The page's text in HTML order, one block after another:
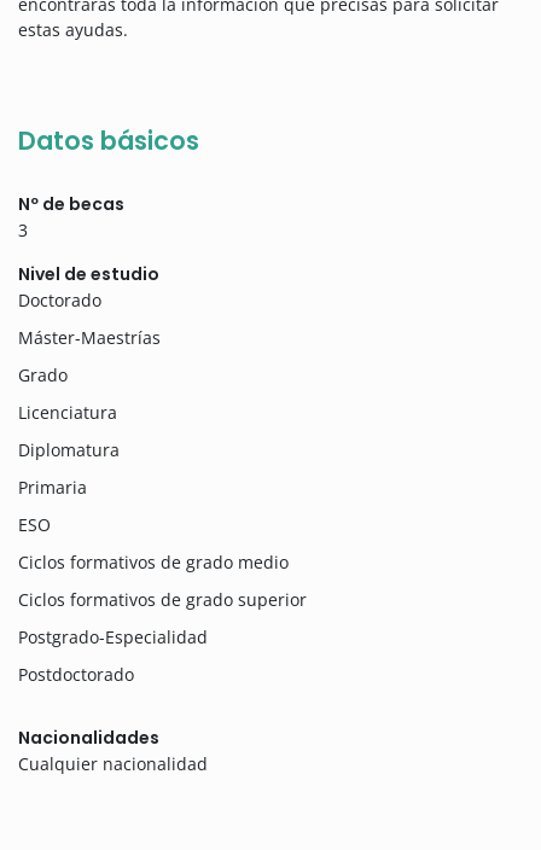
estas ayudas.
Datos básicos
Nº de becas
3
Nivel de estudio
Doctorado
Máster-Maestrías
Grado
Licenciatura
Diplomatura
Primaria
ESO
Ciclos formativos de grado medio
Ciclos formativos de grado superior
Postgrado-Especialidad
Postdoctorado
Nacionalidades
Cualquier nacionalidad